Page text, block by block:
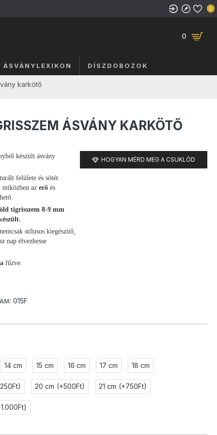
0
0
ÁSVÁNYLEXIKON DÍSZDOBOZOK
karkötő
ÁSVÁNY KARKÖTŐ
készült ásvány
felülete és sötét
miközben az erő és
tigrisszem 8-9 mm
stílusos kiegészítő,
nap élvezhesse
fűzve.
HOGYAN MÉRD MEG A CSUKLÓD
015F
14 cm 15 cm 16 cm 17 cm 18 cm
20 cm (+500Ft) 21 cm (+750Ft)